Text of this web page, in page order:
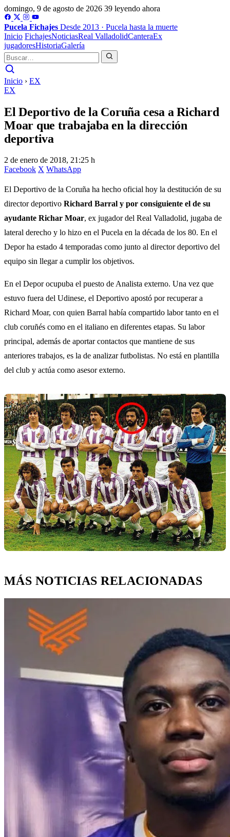
domingo, 9 de agosto de 2026 39 leyendo ahora
Pucela Fichajes Desde 2013 · Pucela hasta la muerte
Inicio FichajesNoticiasReal ValladolidCanteraEx
jugadoresHistoriaGalería
Inicio › EX
EX
El Deportivo de la Coruña cesa a Richard
Moar que trabajaba en la dirección
deportiva
2 de enero de 2018, 21:25 h
Facebook X WhatsApp
El Deportivo de la Coruña ha hecho oficial hoy la destitución de su
director deportivo Richard Barral y por consiguiente el de su
ayudante Richar Moar, ex jugador del Real Valladolid, jugaba de
lateral derecho y lo hizo en el Pucela en la década de los 80. En el
Depor ha estado 4 temporadas como junto al director deportivo del
equipo sin llegar a cumplir los objetivos.
En el Depor ocupuba el puesto de Analista externo. Una vez que
estuvo fuera del Udinese, el Deportivo apostó por recuperar a
Richard Moar, con quien Barral había compartido labor tanto en el
club coruñés como en el italiano en diferentes etapas. Su labor
principal, además de aportar contactos que mantiene de sus
anteriores trabajos, es la de analizar futbolistas. No está en plantilla
del club y actúa como asesor externo.
MÁS NOTICIAS RELACIONADAS